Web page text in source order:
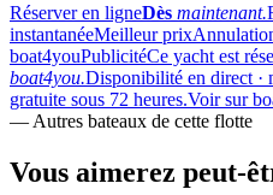
Réserver en ligneDès maintenant.
instantanéeMeilleur prix
boat4youPublicitéCe yacht est
boat4you.Disponibilité en direct ·
gratuite sous 72 heures.Voir sur
— Autres bateaux de cette flotte
Vous aimerez peut-